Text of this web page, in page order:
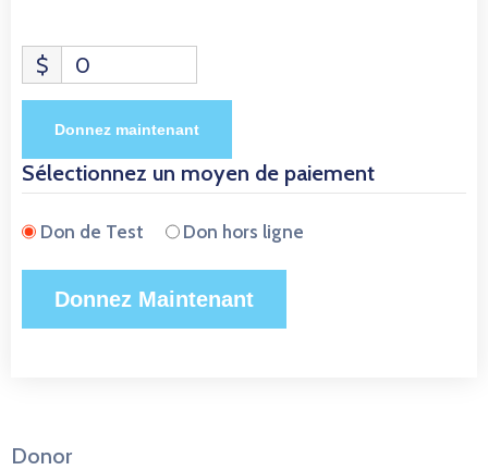
$ 0
Donnez maintenant
Sélectionnez un moyen de paiement
Don de Test Don hors ligne
Donor